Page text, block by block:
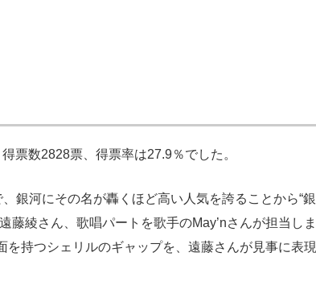
票数2828票、得票率は27.9％でした。
銀河にその名が轟くほど高い人気を誇ることから“銀
藤綾さん、歌唱パートを歌手のMay’nさんが担当しま
持つシェリルのギャップを、遠藤さんが見事に表現